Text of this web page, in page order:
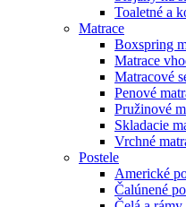
Toaletné a
Matrace
Boxspring
Matrace
Matracové
Penové
Pružinové
Skladacie
Vrchné
Postele
Americké
Čalúnené